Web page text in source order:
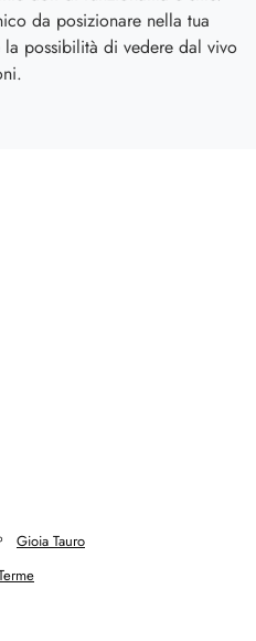
da posizionare nella tua
possibilità di vedere dal vivo
Gioia Tauro